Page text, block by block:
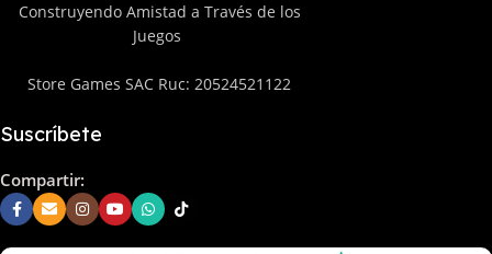
Construyendo Amistad a Través de los
Juegos
Store Games SAC Ruc: 20524521122
Suscríbete
Compartir: